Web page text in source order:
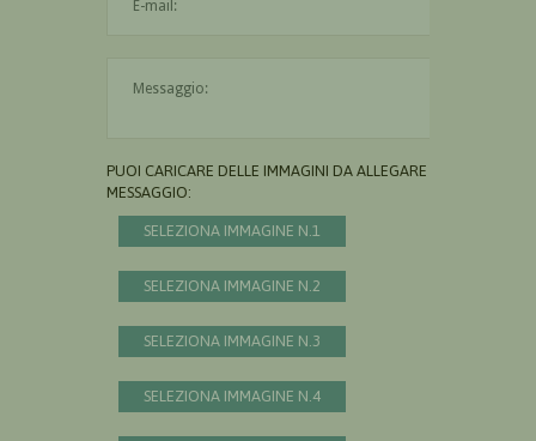
PUOI CARICARE DELLE IMMAGINI DA ALLEGARE AL
MESSAGGIO:
SELEZIONA IMMAGINE N.1
SELEZIONA IMMAGINE N.2
SELEZIONA IMMAGINE N.3
SELEZIONA IMMAGINE N.4